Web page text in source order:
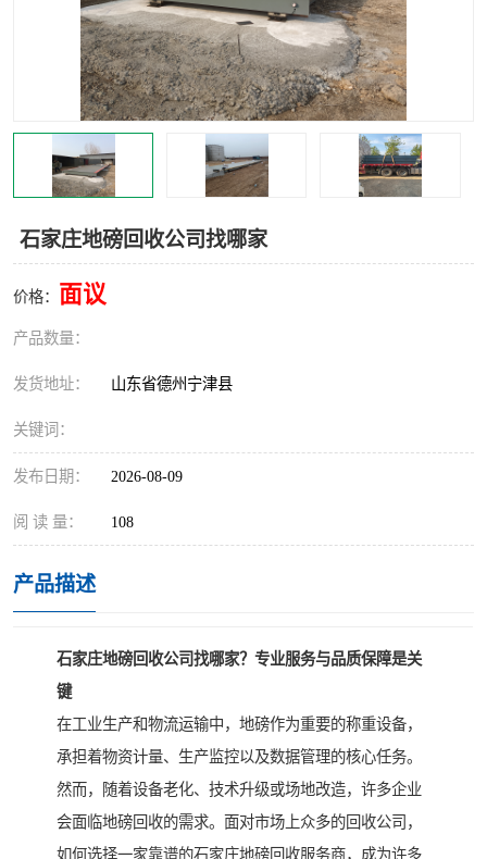
石家庄地磅回收公司找哪家
价格： 面议
产品数量：
发货地址： 山东省德州宁津县
关键词：
发布日期： 2026-08-09
阅 读 量： 108
产品描述
石家庄地磅回收公司找哪家？专业服务与品质保障是关
键
在工业生产和物流运输中，地磅作为重要的称重设备，
承担着物资计量、生产监控以及数据管理的核心任务。
然而，随着设备老化、技术升级或场地改造，许多企业
会面临地磅回收的需求。面对市场上众多的回收公司，
如何选择一家靠谱的石家庄地磅回收服务商，成为许多
冷却塔 食品螺旋塔
撕碎机 木材撕碎机
塑料撕碎机 金属撕碎机